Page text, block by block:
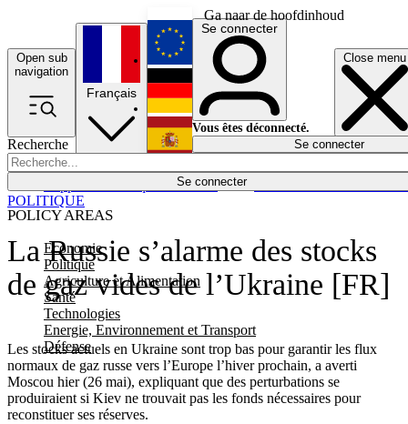
Ga naar de hoofdinhoud
Open sub
navigation
Close menu
Recherche
Se connecter
POLICY AREAS
Economie
Politique
Agriculture et Alimentation
Santé
Technologies
Energie, Environnement et Transport
Défense
Économie
Français
English
Deutsch
Español
Se connecter
Vous êtes déconnecté.
Se connecter
La Russie s’alarme des stocks
de gaz vides de l’Ukraine [FR]
Les stocks actuels en Ukraine sont trop bas pour garantir les flux
normaux de gaz russe vers l’Europe l’hiver prochain, a averti
Moscou hier (26 mai), expliquant que des perturbations se
produiraient si Kiev ne trouvait pas les fonds nécessaires pour
reconstituer ses réserves.
POLITIQUE